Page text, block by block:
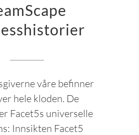
våre befinner
hele kloden. De
Facet5s universelle
Innsikten Facet5